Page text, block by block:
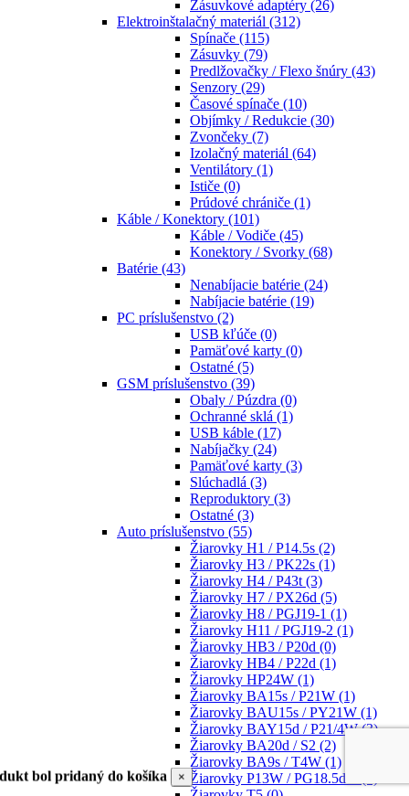
Zásuvkové adaptéry (26)
Elektroinštalačný materiál (312)
Spínače (115)
Zásuvky (79)
Predlžovačky / Flexo šnúry (43)
Senzory (29)
Časové spínače (10)
Objímky / Redukcie (30)
Zvončeky (7)
Izolačný materiál (64)
Ventilátory (1)
Ističe (0)
Prúdové chrániče (1)
Káble / Konektory (101)
Káble / Vodiče (45)
Konektory / Svorky (68)
Batérie (43)
Nenabíjacie batérie (24)
Nabíjacie batérie (19)
PC príslušenstvo (2)
USB kľúče (0)
Pamäťové karty (0)
Ostatné (5)
GSM príslušenstvo (39)
Obaly / Púzdra (0)
Ochranné sklá (1)
USB káble (17)
Nabíjačky (24)
Pamäťové karty (3)
Slúchadlá (3)
Reproduktory (3)
Ostatné (3)
Auto príslušenstvo (55)
Žiarovky H1 / P14.5s (2)
Žiarovky H3 / PK22s (1)
Žiarovky H4 / P43t (3)
Žiarovky H7 / PX26d (5)
Žiarovky H8 / PGJ19-1 (1)
Žiarovky H11 / PGJ19-2 (1)
Žiarovky HB3 / P20d (0)
Žiarovky HB4 / P22d (1)
Žiarovky HP24W (1)
Žiarovky BA15s / P21W (1)
Žiarovky BAU15s / PY21W (1)
Žiarovky BAY15d / P21/4W(3)
Žiarovky BA20d / S2 (2)
Žiarovky BA9s / T4W (1)
Žiarovky P13W / PG18.5d-1
bol pridaný do košíka ×